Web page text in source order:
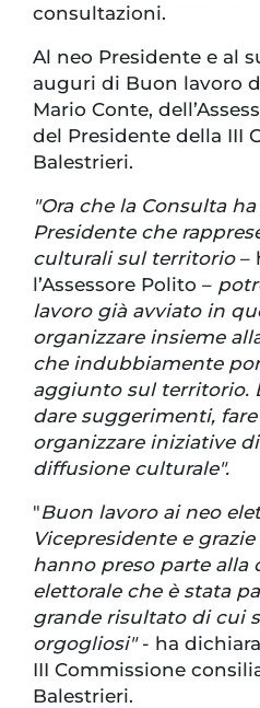
consultazioni.
Al neo Presidente e al
auguri di Buon lavoro
Mario Conte,
del Presidente della III
Balestrieri.
"Ora che la Consulta
Presidente che
culturali sul territorio –
l’Assessore Polito –
lavoro già avviato in
organizzare insieme
che indubbiamente
aggiunto sul territorio.
dare suggerimenti,
organizzare iniziative
diffusione culturale".
"Buon lavoro ai neo
Vicepresidente e
hanno preso parte alla
elettorale che è stata
grande risultato di cui
orgogliosi" - ha
III Commissione
Balestrieri.